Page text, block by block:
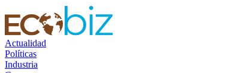
Actualidad
Políticas
Industria